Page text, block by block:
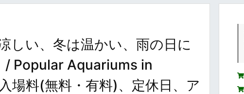
しい、冬は温かい、雨の日に
/ Popular Aquariums in
場料(無料・有料)、定休日、ア